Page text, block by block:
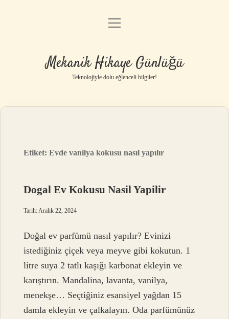
Anasayfa
Yasal Uyarı
menüyü
Mekanik Hikaye Günlüğü
Teknolojiyle dolu eğlenceli bilgiler!
Etiket:Evde vanilya kokusu nasıl yapılır
Dogal Ev Kokusu Nasil Yapilir
Tarih: Aralık 22, 2024
Doğal ev parfümü nasıl yapılır? Evinizi
istediğiniz çiçek veya meyve gibi kokutun. 1
litre suya 2 tatlı kaşığı karbonat ekleyin ve
karıştırın. Mandalina, lavanta, vanilya,
menekşe… Seçtiğiniz esansiyel yağdan 15
damla ekleyin ve çalkalayın. Oda parfümünüz